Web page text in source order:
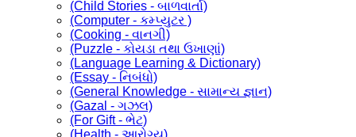
(Child Stories - બાળવાર્તા)
(Computer - કમ્પ્યુટર )
(Cooking - વાનગી)
(Puzzle - કોયડા તથા ઉખાણાં)
(Language Learning & Dictionary)
(Essay - નિબંધો)
(General Knowledge - સામાન્ય જ્ઞાન)
(Gazal - ગઝલ)
(For Gift - ભેટ)
(Health - આરોગ્ય)